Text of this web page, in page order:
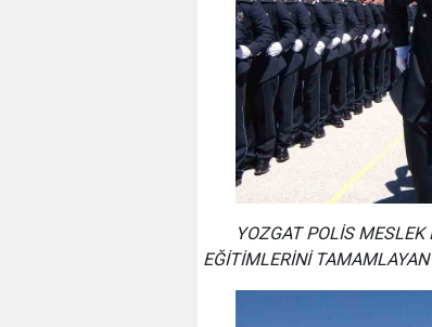
YOZGAT POLİS
EĞİTİMLERİNİ